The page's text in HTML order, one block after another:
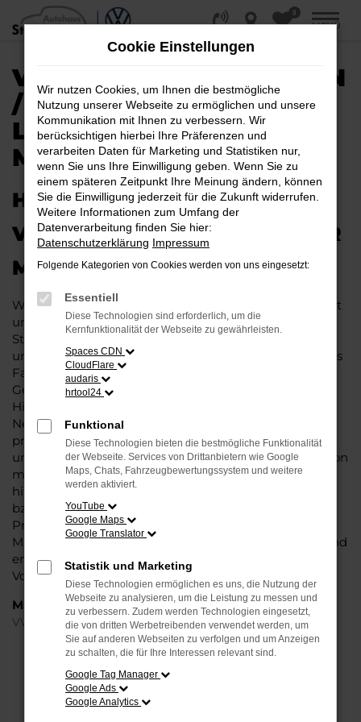
Zum
Hauptinhalt
0
MENÜ
VW GOLF EU-NEUWAGEN
/ REIMPORT |
LIEFERSERVICE NACH
MAGDEBURG
HERAUSRAGENDE QUALITÄT:
VW GOLF EU-NEUWAGEN FÜR
MAGDEBURG
Wer in puncto Qualität keinerlei Kompromisse eingeht
und bei Fahrten durch Magdeburg auf dem neuesten
Stand der Automobiltechnik sein möchte, landet
unweigerlich bei einem VW Golf EU-Neuwagen. Dieses
Fahrzeug überzeugt vor allem in der aktuellen
Generation in den Vergleichstests und gilt in vielerlei
Hinsicht als Trendsetter. Wenn Sie Ihren VW Golf EU-
Neuwagen für Magdeburg bei Steinböhmer kaufen,
profitieren Sie gleich mehrfach. So bieten wir einen
umfangreichen Service und bringen eine Erfahrung von
mehr als 80 Jahren in die Beratung mit ein. Darüber
hinaus sichern Sie sich bei jedem Kauf einen Rabatt
bzw. Nachlass, der teilweise im zweistelligen
Prozentbereich liegt. VW Golf EU-Neuwagen für
Magdeburg sind bei uns auch im Leasing zu haben und
entsprechend zu 100 Prozent Ihren individuellen
Vorstellungen.
Marken
VW
FEHLER: NETWORK ERROR
Beim Laden ist ein Fehler aufgetreten.
Cookie Einstellungen
Wir nutzen Cookies, um Ihnen die bestmögliche
Nutzung unserer Webseite zu ermöglichen und unsere
Kommunikation mit Ihnen zu verbessern. Wir
berücksichtigen hierbei Ihre Präferenzen und
verarbeiten Daten für Marketing und Statistiken nur,
wenn Sie uns Ihre Einwilligung geben. Wenn Sie zu
einem späteren Zeitpunkt Ihre Meinung ändern, können
Sie die Einwilligung jederzeit für die Zukunft widerrufen.
Weitere Informationen zum Umfang der
Datenverarbeitung finden Sie hier:
Datenschutzerklärung Impressum
Folgende Kategorien von Cookies werden von uns eingesetzt:
Essentiell
Diese Technologien sind erforderlich, um die
Kernfunktionalität der Webseite zu gewährleisten.
Spaces CDN
CloudFlare
audaris
hrtool24
Funktional
Diese Technologien bieten die bestmögliche Funktionalität
der Webseite. Services von Drittanbietern wie Google
Maps, Chats, Fahrzeugbewertungssystem und weitere
werden aktiviert.
YouTube
Google Maps
Google Translator
Statistik und Marketing
Diese Technologien ermöglichen es uns, die Nutzung der
Webseite zu analysieren, um die Leistung zu messen und
zu verbessern. Zudem werden Technologien eingesetzt,
die von dritten Werbetreibenden verwendet werden, um
Sie auf anderen Webseiten zu verfolgen und um Anzeigen
zu schalten, die für Ihre Interessen relevant sind.
Google Tag Manager
Google Ads
Google Analytics